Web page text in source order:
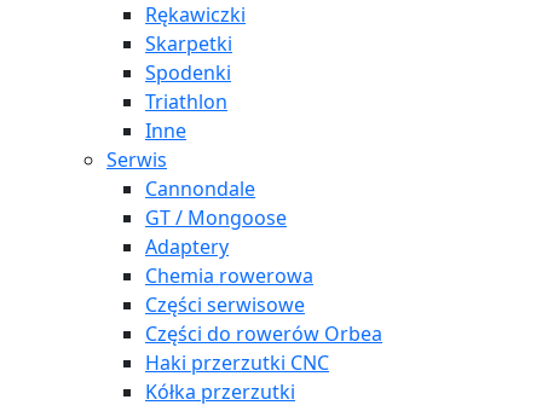
Rękawiczki
Skarpetki
Spodenki
Triathlon
Inne
Serwis
Cannondale
GT / Mongoose
Adaptery
Chemia rowerowa
Części serwisowe
Części do rowerów Orbea
Haki przerzutki CNC
Kółka przerzutki